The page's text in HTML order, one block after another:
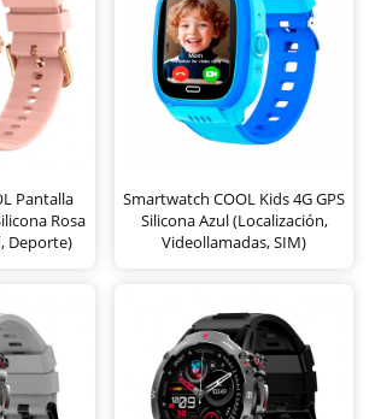
Pantalla
Rosa
Deporte)
Smartwatch COOL Kids 4G GPS
Silicona Azul (Localización,
Videollamadas, SIM)